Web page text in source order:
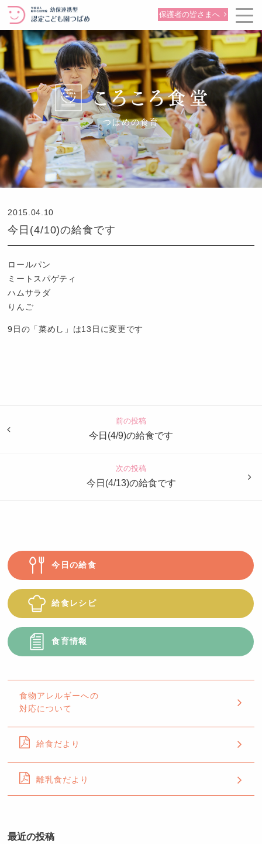
保護者の皆さまへ
つばめの食育
2015.04.10
今日(4/10)の給食です
ロールパン
ミートスパゲティ
ハムサラダ
りんご
9日の「菜めし」は13日に変更です
も
前の投稿
今日(4/9)の給食です
次の投稿
今日(4/13)の給食です
今日の給食
給食レシピ
食育情報
食物アレルギーへの
対応について
給食だより
離乳食だより
最近の投稿